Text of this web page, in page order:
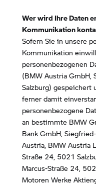
Wer wird Ihre Daten
Kommunikation
Sofern Sie in unsere
Kommunikation
personenbezogenen
(BMW Austria GmbH,
Salzburg) gespeichert
ferner damit
personenbezogene
an bestimmte BMW
Bank GmbH,
Austria, BMW Austria
Straße 24, 5021
Marcus-Straße 24,
Motoren Werke